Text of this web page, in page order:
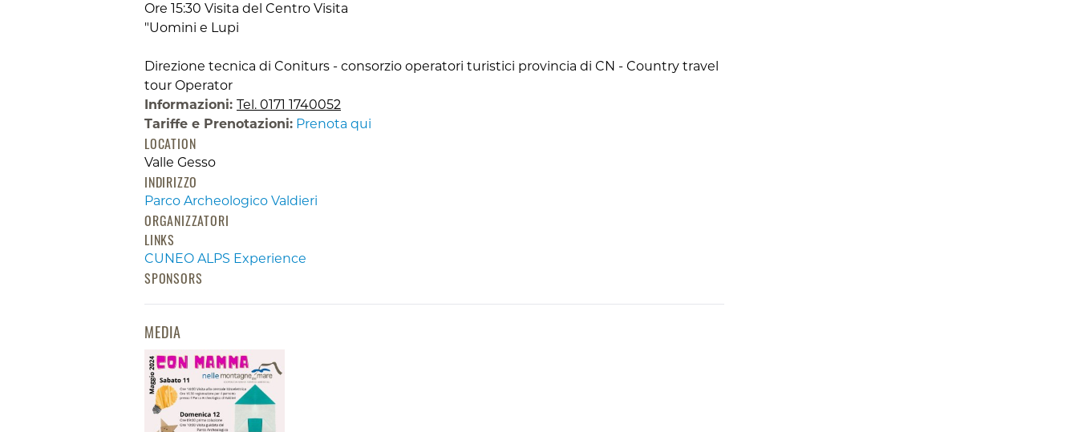
Ore 15:30 Visita del Centro Visita
"Uomini e Lupi
Direzione tecnica di Coniturs - consorzio operatori turistici provincia di CN - Country travel
tour Operator
Informazioni: Tel. 0171 1740052
Tariffe e Prenotazioni: Prenota qui
LOCATION
Valle Gesso
INDIRIZZO
Parco Archeologico Valdieri
ORGANIZZATORI
LINKS
CUNEO ALPS Experience
SPONSORS
MEDIA